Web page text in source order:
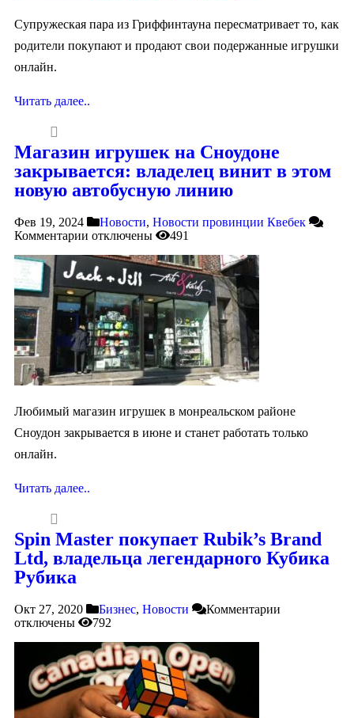
Супружеская пара из Гриффинтауна пересматривает то, как
родители покупают и продают свои подержанные игрушки
онлайн.
Читать далее..
Магазин игрушек на Сноудоне
закрывается: владелец винит в этом
новую автобусную линию
Фев 19, 2024 Новости, Новости провинции Квебек
Комментарии отключены 491
Любимый магазин игрушек в монреальском районе
Сноудон закрывается в июне и станет работать только
онлайн.
Читать далее..
Spin Master покупает Rubik’s Brand
Ltd, владельца легендарного Кубика
Рубика
Окт 27, 2020 Бизнес, Новости
Комментарии
отключены
792